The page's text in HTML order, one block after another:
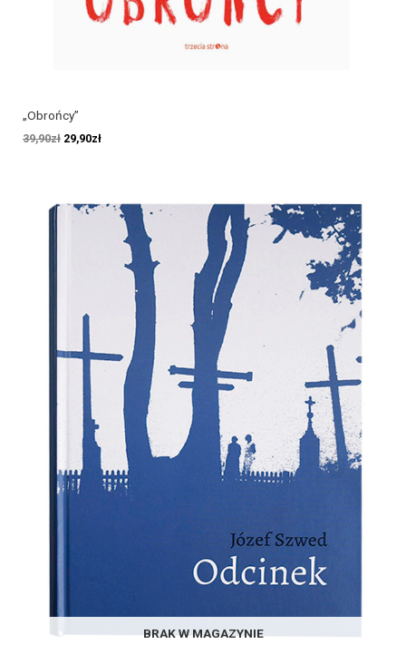
„Obrońcy”
39,90zł 29,90zł
BRAK W MAGAZYNIE